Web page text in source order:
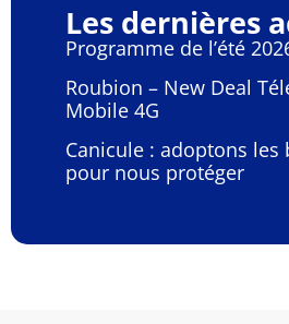
Les dernières
Programme de l’été
Roubion – New Deal
Mobile 4G
Canicule : adoptons les
pour nous protéger